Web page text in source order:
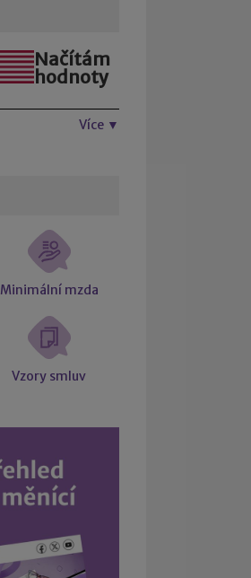
Načítám
hodnoty
Více ▼
Minimální mzda
Vzory smluv